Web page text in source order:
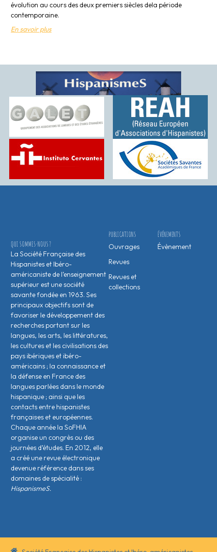
évolution au cours des deux premiers siècles dela période
contemporaine.
En savoir plus
ÉVÉNEMENTS
Évènement
PUBLICATIONS
Ouvrages
Revues
Revues et
collections
QUI SOMMES-NOUS ?
La Société Française des
Hispanistes et Ibéro-
américaniste de l’enseignement
supérieur est une société
savante fondée en 1963. Ses
principaux objectifs sont de
favoriser le développement des
recherches portant sur les
langues, les arts, les littératures,
les cultures et les civilisations des
pays ibériques et ibéro-
américains ; la connaissance et
la défense en France des
langues parlées dans le monde
hispanique ; ainsi que les
contacts entre hispanistes
français·es et européen·nes.
Chaque année la SoFHIA
organise un congrès ou des
journées d’études. En 2012, elle
a créé une revue électronique
devenue référence dans ses
domaines de spécialité :
HispanismeS.